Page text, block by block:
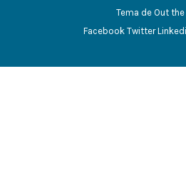
Tema de Out
Facebook Twitter